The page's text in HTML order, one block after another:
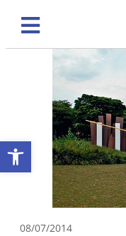
Abrir a barra de ferramentas
08/07/2014